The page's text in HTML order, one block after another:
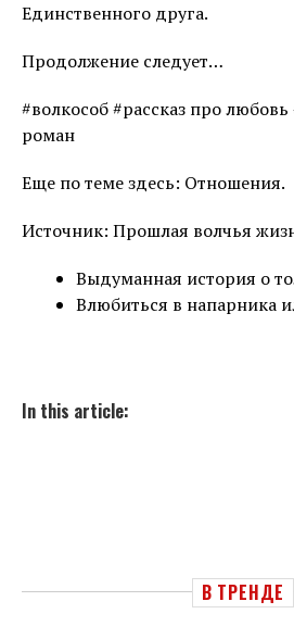
Единственного друга.
Продолжение следует…
#волкособ #рассказ про
роман
Еще по теме здесь: Отношения.
Источник: Прошлая волчья
Выдуманная история о
Влюбиться в напарника
In this article:
В ТРЕНДЕ